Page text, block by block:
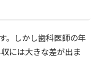
。しかし歯科医師の年
には大きな差が出ま